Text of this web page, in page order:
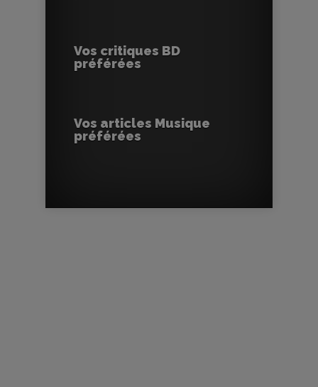
Vos critiques BD
préférées
Vos articles Musique
préférées